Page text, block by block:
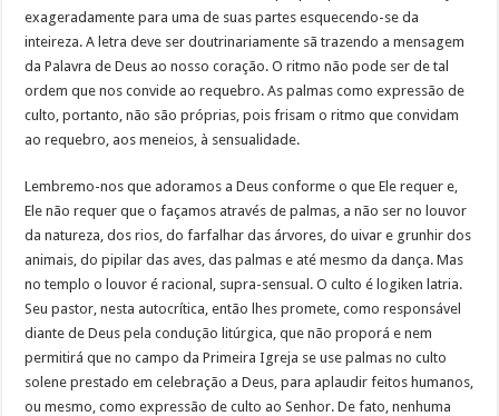
exageradamente para uma de suas partes esquecendo-se da
inteireza. A letra deve ser doutrinariamente sã trazendo a mensagem
da Palavra de Deus ao nosso coração. O ritmo não pode ser de tal
ordem que nos convide ao requebro. As palmas como expressão de
culto, portanto, não são próprias, pois frisam o ritmo que convidam
ao requebro, aos meneios, à sensualidade.
Lembremo-nos que adoramos a Deus conforme o que Ele requer e,
Ele não requer que o façamos através de palmas, a não ser no louvor
da natureza, dos rios, do farfalhar das árvores, do uivar e grunhir dos
animais, do pipilar das aves, das palmas e até mesmo da dança. Mas
no templo o louvor é racional, supra-sensual. O culto é logiken latria.
Seu pastor, nesta autocrítica, então lhes promete, como responsável
diante de Deus pela condução litúrgica, que não proporá e nem
permitirá que no campo da Primeira Igreja se use palmas no culto
solene prestado em celebração a Deus, para aplaudir feitos humanos,
ou mesmo, como expressão de culto ao Senhor. De fato, nenhuma